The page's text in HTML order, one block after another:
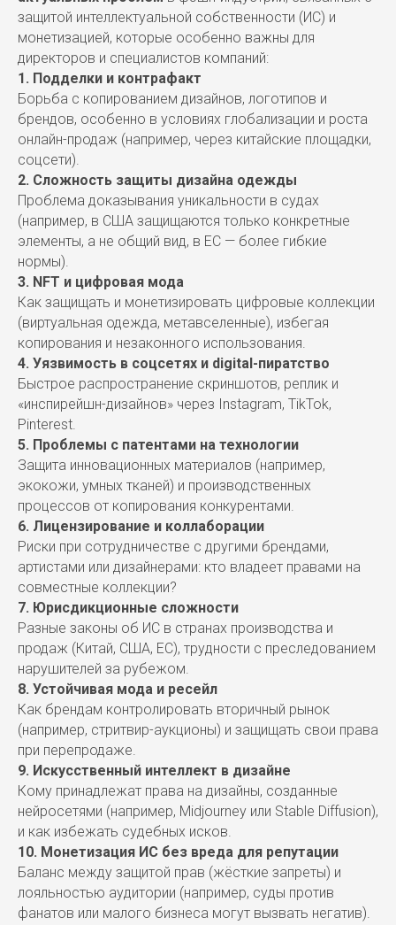
защитой интеллектуальной собственности (ИС) и
монетизацией, которые особенно важны для
директоров и специалистов компаний:
1. Подделки и контрафакт
Борьба с копированием дизайнов, логотипов и
брендов, особенно в условиях глобализации и роста
онлайн-продаж (например, через китайские площадки,
соцсети).
2. Сложность защиты дизайна одежды
Проблема доказывания уникальности в судах
(например, в США защищаются только конкретные
элементы, а не общий вид, в ЕС — более гибкие
нормы).
3. NFT и цифровая мода
Как защищать и монетизировать цифровые коллекции
(виртуальная одежда, метавселенные), избегая
копирования и незаконного использования.
4. Уязвимость в соцсетях и digital-пиратство
Быстрое распространение скриншотов, реплик и
«инспирейшн-дизайнов» через Instagram, TikTok,
Pinterest.
5. Проблемы с патентами на технологии
Защита инновационных материалов (например,
экокожи, умных тканей) и производственных
процессов от копирования конкурентами.
6. Лицензирование и коллаборации
Риски при сотрудничестве с другими брендами,
артистами или дизайнерами: кто владеет правами на
совместные коллекции?
7. Юрисдикционные сложности
Разные законы об ИС в странах производства и
продаж (Китай, США, ЕС), трудности с преследованием
нарушителей за рубежом.
8. Устойчивая мода и ресейл
Как брендам контролировать вторичный рынок
(например, стритвир-аукционы) и защищать свои права
при перепродаже.
9. Искусственный интеллект в дизайне
Кому принадлежат права на дизайны, созданные
нейросетями (например, Midjourney или Stable Diffusion),
и как избежать судебных исков.
10. Монетизация ИС без вреда для репутации
Баланс между защитой прав (жёсткие запреты) и
лояльностью аудитории (например, суды против
фанатов или малого бизнеса могут вызвать негатив).